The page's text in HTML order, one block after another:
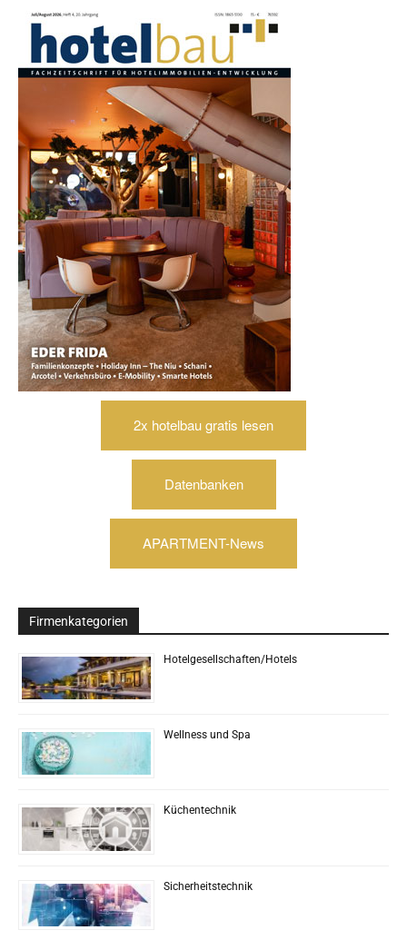
2x hotelbau gratis lesen
Datenbanken
APARTMENT-News
Firmenkategorien
Hotelgesellschaften/Hotels
Wellness und Spa
Küchentechnik
Sicherheitstechnik